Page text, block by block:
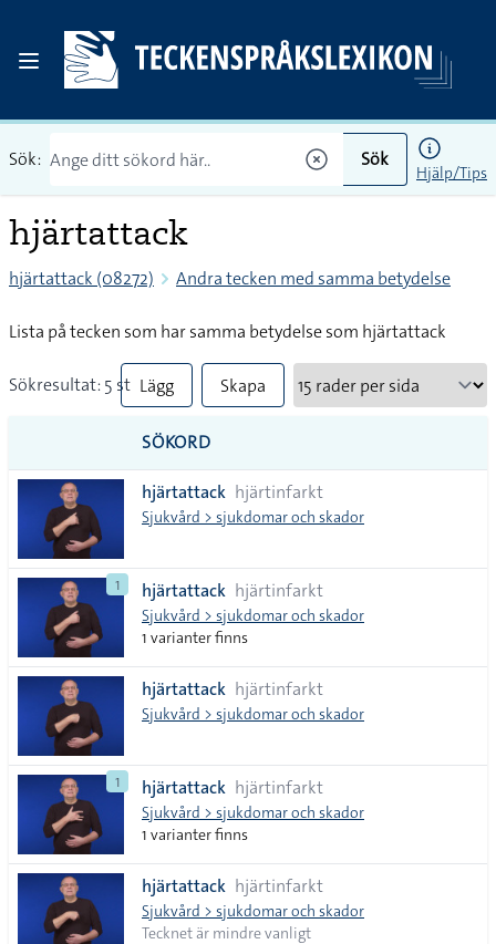
Sök: Sök
Hjälp/Tips
hjärtattack
hjärtattack (08272) Andra tecken med samma betydelse
Lista på tecken som har samma betydelse som hjärtattack
Sökresultat: 5 st Lägg
till
alla i
lista
Skapa
SÖKORD
hjärtattack hjärtinfarkt
Sjukvård > sjukdomar och skador
1 hjärtattack hjärtinfarkt
Sjukvård > sjukdomar och skador
1 varianter finns
hjärtattack hjärtinfarkt
Sjukvård > sjukdomar och skador
1 hjärtattack hjärtinfarkt
Sjukvård > sjukdomar och skador
1 varianter finns
hjärtattack hjärtinfarkt
Sjukvård > sjukdomar och skador
Tecknet är mindre vanligt